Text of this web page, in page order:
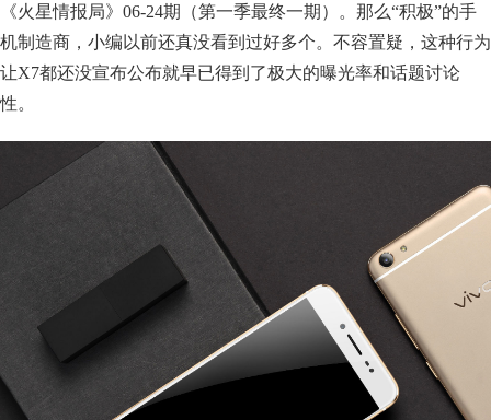
《火星情报局》06-24期（第一季最终一期）。那么“积极”的手
机制造商，小编以前还真没看到过好多个。不容置疑，这种行为
让X7都还没宣布公布就早已得到了极大的曝光率和话题讨论
性。